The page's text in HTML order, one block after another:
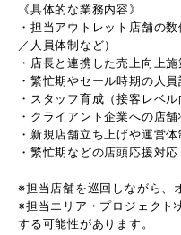
《具体的な業務内容》
・担当アウトレット店舗の
／人員体制など）
・店長と連携した売上向上
・繁忙期やセール時期の人
・スタッフ育成（接客レベ
・クライアント企業への店
・新規店舗立ち上げや運営
・繁忙期などの店頭応援対応
※担当店舗を巡回しながら、
※担当エリア・プロジェクト
する可能性があります。